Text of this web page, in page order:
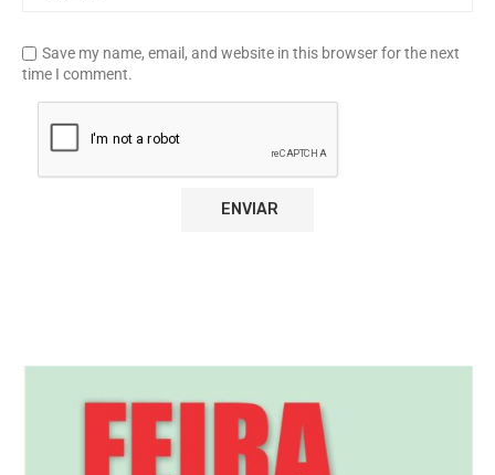
Save my name, email, and website in this browser for the next
time I comment.